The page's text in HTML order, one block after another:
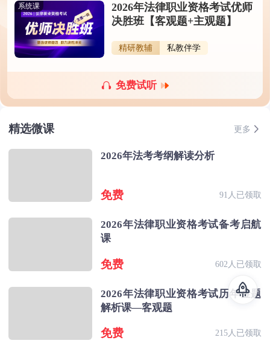
系统课
2026年法律职业资格考试优师
决胜班【客观题+主观题】
精研教辅 私教伴学
免费试听
精选微课 更多
2026年法考考纲解读分析
免费 91人已领取
2026年法律职业资格考试备考启航
课
免费 602人已领取
2026年法律职业资格考试历年金题
解析课—客观题
免费 215人已领取